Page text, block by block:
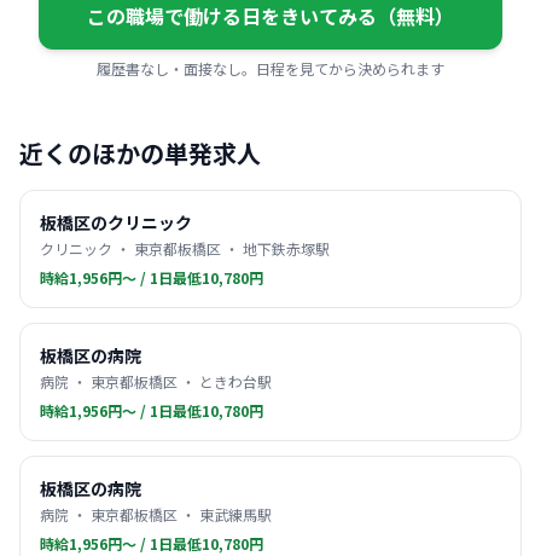
この職場で働ける日をきいてみる（無料）
履歴書なし・面接なし。日程を見てから決められます
近くのほかの単発求人
板橋区のクリニック
クリニック ・ 東京都板橋区 ・ 地下鉄赤塚駅
時給1,956円〜 / 1日最低10,780円
板橋区の病院
病院 ・ 東京都板橋区 ・ ときわ台駅
時給1,956円〜 / 1日最低10,780円
板橋区の病院
病院 ・ 東京都板橋区 ・ 東武練馬駅
時給1,956円〜 / 1日最低10,780円